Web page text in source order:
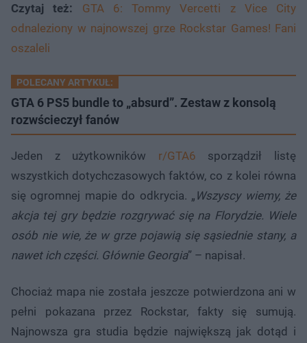
Czytaj też:
GTA 6: Tommy Vercetti z Vice City
odnaleziony w najnowszej grze Rockstar Games! Fani
oszaleli
POLECANY ARTYKUŁ:
GTA 6 PS5 bundle to „absurd”. Zestaw z konsolą
rozwścieczył fanów
Jeden z użytkowników r/GTA6 sporządził listę
wszystkich dotychczasowych faktów, co z kolei równa
się ogromnej mapie do odkrycia. „ Wszyscy wiemy, że
akcja tej gry będzie rozgrywać się na Florydzie. Wiele
osób nie wie, że w grze pojawią się sąsiednie stany, a
nawet ich części. Głównie Georgia” – napisał.
Chociaż mapa nie została jeszcze potwierdzona ani w
pełni pokazana przez Rockstar, fakty się sumują.
Najnowsza gra studia będzie największą jak dotąd i